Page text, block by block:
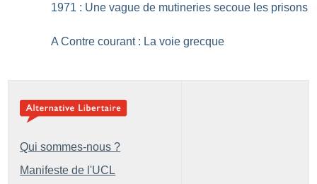
1971 : Une vague de mutineries secoue les prisons
A Contre courant : La voie grecque
Qui sommes-nous ?
Manifeste de l'UCL